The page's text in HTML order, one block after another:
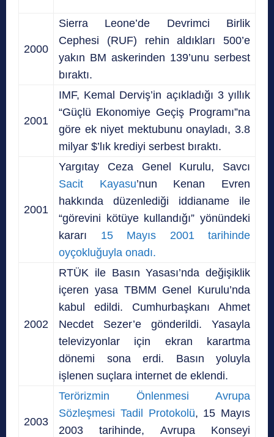
2000
Sierra Leone’de Devrimci Birlik
Cephesi (RUF) rehin aldıkları 500’e
yakın BM askerinden 139’unu serbest
bıraktı.
2001
IMF, Kemal Derviş’in açıkladığı 3 yıllık
“Güçlü Ekonomiye Geçiş Programı”na
göre ek niyet mektubunu onayladı, 3.8
milyar $’lık krediyi serbest bıraktı.
2001
Yargıtay Ceza Genel Kurulu, Savcı
Sacit Kayasu’nun Kenan Evren
hakkında düzenlediği iddianame ile
“görevini kötüye kullandığı” yönündeki
kararı 15 Mayıs 2001 tarihinde
oyçokluğuyla onadı.
2002
RTÜK ile Basın Yasası’nda değişiklik
içeren yasa TBMM Genel Kurulu’nda
kabul edildi. Cumhurbaşkanı Ahmet
Necdet Sezer’e gönderildi. Yasayla
televizyonlar için ekran karartma
dönemi sona erdi. Basın yoluyla
işlenen suçlara internet de eklendi.
2003
Terörizmin Önlenmesi Avrupa
Sözleşmesi Tadil Protokolü, 15 Mayıs
2003 tarihinde, Avrupa Konseyi